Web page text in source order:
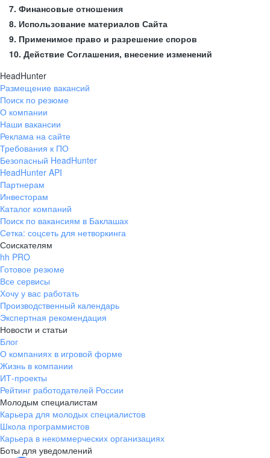
7. Финансовые отношения
8. Использование материалов Сайта
9. Применимое право и разрешение споров
10. Действие Соглашения, внесение изменений
HeadHunter
Размещение вакансий
Поиск по резюме
О компании
Наши вакансии
Реклама на сайте
Требования к ПО
Безопасный HeadHunter
HeadHunter API
Партнерам
Инвесторам
Каталог компаний
Поиск по вакансиям в Баклашах
Сетка: соцсеть для нетворкинга
Соискателям
hh PRO
Готовое резюме
Все сервисы
Хочу у вас работать
Производственный календарь
Экспертная рекомендация
Новости и статьи
Блог
О компаниях в игровой форме
Жизнь в компании
ИТ-проекты
Рейтинг работодателей России
Молодым специалистам
Карьера для молодых специалистов
Школа программистов
Карьера в некоммерческих организациях
Боты для уведомлений